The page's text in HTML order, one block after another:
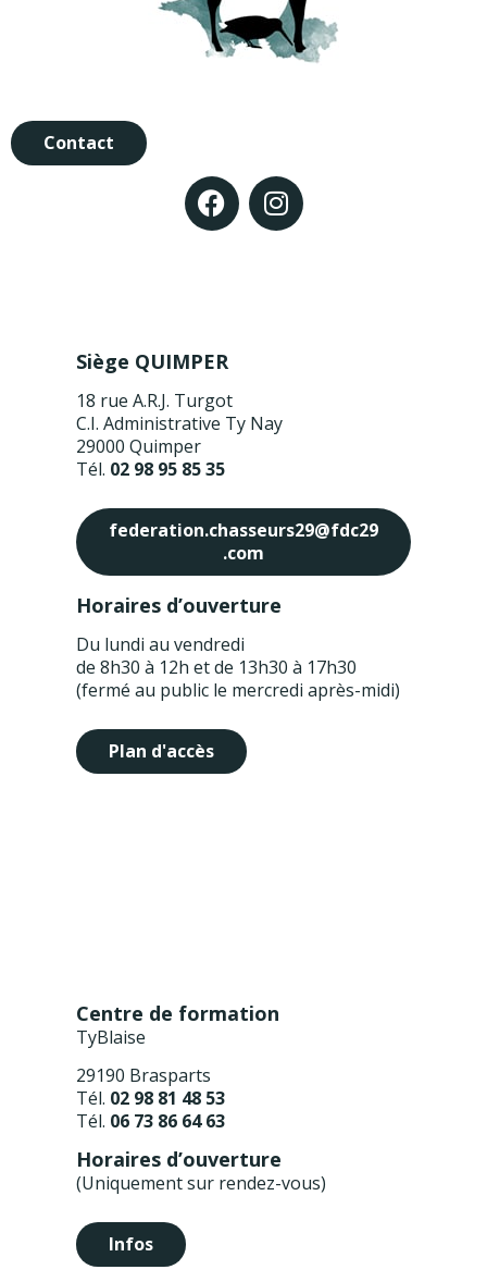
Contact
Siège QUIMPER
18 rue A.R.J. Turgot
C.I. Administrative Ty Nay
29000 Quimper
Tél. 02 98 95 85 35
federation.chasseurs29@fdc29
.com
Horaires d’ouverture
Du lundi au vendredi
de 8h30 à 12h et de 13h30 à 17h30
(fermé au public le mercredi après-midi)
Plan d'accès
Centre de formation
TyBlaise
29190 Brasparts
Tél. 02 98 81 48 53
Tél. 06 73 86 64 63
Horaires d’ouverture
(Uniquement sur rendez-vous)
Infos